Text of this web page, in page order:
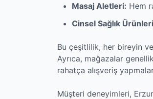
Masaj Aletleri: Hem
Cinsel Sağlık
Bu çeşitlilik, her bireyin
Ayrıca, mağazalar
rahatça alışveriş
Müşteri deneyimleri,